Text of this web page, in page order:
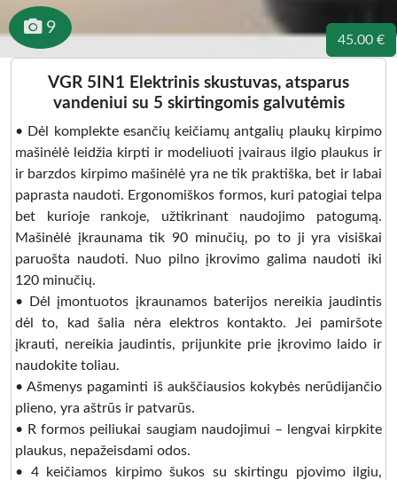
45.00 €
9
VGR 5IN1 Elektrinis skustuvas, atsparus
vandeniui su 5 skirtingomis galvutėmis
• Dėl komplekte esančių keičiamų antgalių plaukų kirpimo
mašinėlė leidžia kirpti ir modeliuoti įvairaus ilgio plaukus ir
ir barzdos kirpimo mašinėlė yra ne tik praktiška, bet ir labai
paprasta naudoti. Ergonomiškos formos, kuri patogiai telpa
bet kurioje rankoje, užtikrinant naudojimo patogumą.
Mašinėlė įkraunama tik 90 minučių, po to ji yra visiškai
paruošta naudoti. Nuo pilno įkrovimo galima naudoti iki
120 minučių.
• Dėl įmontuotos įkraunamos baterijos nereikia jaudintis
dėl to, kad šalia nėra elektros kontakto. Jei pamiršote
įkrauti, nereikia jaudintis, prijunkite prie įkrovimo laido ir
naudokite toliau.
• Ašmenys pagaminti iš aukščiausios kokybės nerūdijančio
plieno, yra aštrūs ir patvarūs.
• R formos peiliukai saugiam naudojimui – lengvai kirpkite
plaukus, nepažeisdami odos.
• 4 keičiamos kirpimo šukos su skirtingu pjovimo ilgiu,